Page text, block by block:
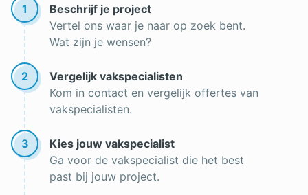
Btw schilderwerk
Muren spuiten
Latex spuiten
Trapgat schilderen
Keukenkastjes verven
Aluminium kozijnen verven
Wanneer schilderen
1
Beschrijf je project
Vertel ons waar je naar op zoek bent.
Wat zijn je wensen?
2
Vergelijk vakspecialisten
Kom in contact en vergelijk offertes van
vakspecialisten.
3
Kies jouw vakspecialist
Ga voor de vakspecialist die het best
past bij jouw project.